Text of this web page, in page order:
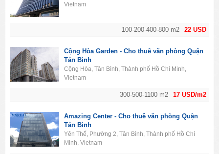
22 USD
100-200-400-800 m2
Vietnam
17 USD/m2
300-500-1100 m2
Cộng Hòa Garden - Cho thuê văn phòng Quận
Tân Bình
Cộng Hòa, Tân Bình, Thành phố Hồ Chí Minh,
Vietnam
Amazing Center - Cho thuê văn phòng Quận
Tân Bình
Yên Thế, Phường 2, Tân Bình, Thành phố Hồ Chí
Minh, Vietnam